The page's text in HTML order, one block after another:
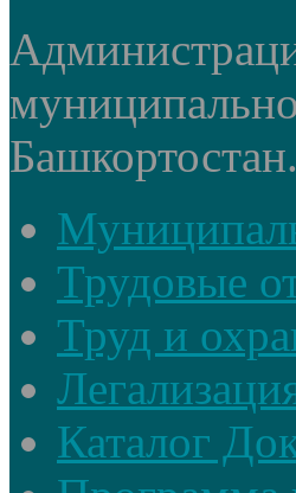
Трудовые
Труд и
Каталог